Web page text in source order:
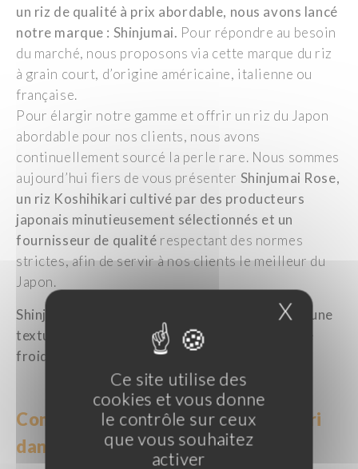
Ce site utilise des
cookies et vous donne
le contrôle sur ceux
que vous souhaitez
activer
X
un riz de qualité à prix abordable, nous avons lancé
notre marque : Shinjumai. Pour répondre au besoin
du marché, nous proposons via cette marque du riz
à grain court, d’origine américaine, italienne ou
française.
Pour élargir notre gamme et offrir un riz du Japon
abordable pour nos clients, nous avons
continuellement sourcé la perle rare. Nous sommes
aujourd’hui fiers de vous présenter Shinjumai Rose,
un riz Koshihikari cultivé par des producteurs
japonais minutieusement sélectionnés et un
fournisseur de qualité respectant des normes
strictes, afin de servir à nos clients le meilleur du
Japon.
Shinjumai Rose est un riz de Niigata. Doux, il a une
texture bien collante, qui reste moelleux même
froid. C’est donc un parfait riz à sushis.
Comment intégrer le riz Koshihikari
dans votre menu ?